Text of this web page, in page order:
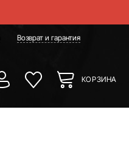
Возврат и гарантия
КОРЗИНА